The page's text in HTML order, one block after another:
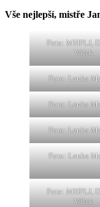
Vše nejlepší, mistře
Foto: MHFLJ,
Válek
Foto: Lenka
Foto: Lenka
Foto: Lenka
Foto: Lenka
Foto: MHFLJ,
Válek